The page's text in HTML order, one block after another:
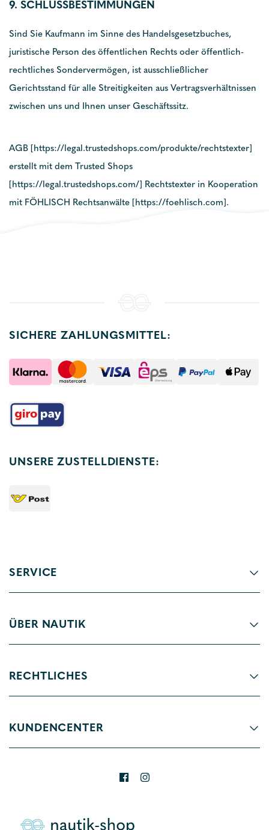
9. SCHLUSSBESTIMMUNGEN
Sind Sie Kaufmann im Sinne des Handelsgesetzbuches,
juristische Person des öffentlichen Rechts oder öffentlich-
rechtliches Sondervermögen, ist ausschließlicher
Gerichtsstand für alle Streitigkeiten aus Vertragsverhältnissen
zwischen uns und Ihnen unser Geschäftssitz.
AGB [https://legal.trustedshops.com/produkte/rechtstexter]
erstellt mit dem Trusted Shops
[https://legal.trustedshops.com/] Rechtstexter in Kooperation
mit FÖHLISCH Rechtsanwälte [https://foehlisch.com].
SICHERE ZAHLUNGSMITTEL:
UNSERE ZUSTELLDIENSTE:
SERVICE
ÜBER NAUTIK
RECHTLICHES
KUNDENCENTER